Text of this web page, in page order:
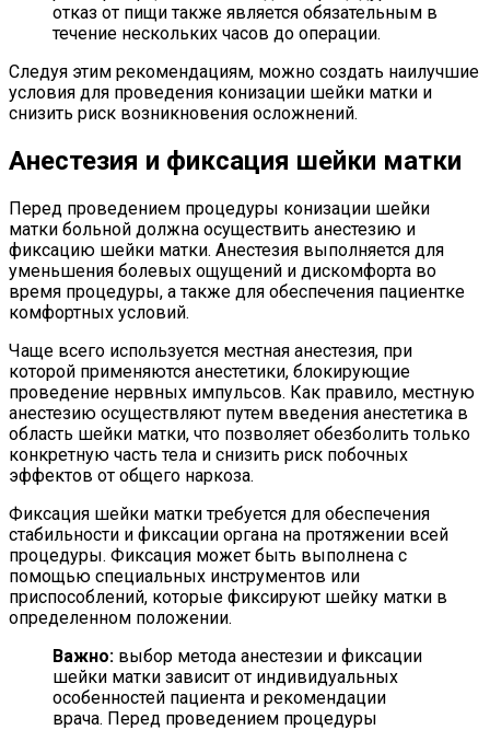
отказ от пищи также является обязательным в
течение нескольких часов до операции.
Следуя этим рекомендациям, можно создать наилучшие
условия для проведения конизации шейки матки и
снизить риск возникновения осложнений.
Анестезия и фиксация шейки матки
Перед проведением процедуры конизации шейки
матки больной должна осуществить анестезию и
фиксацию шейки матки. Анестезия выполняется для
уменьшения болевых ощущений и дискомфорта во
время процедуры, а также для обеспечения пациентке
комфортных условий.
Чаще всего используется местная анестезия, при
которой применяются анестетики, блокирующие
проведение нервных импульсов. Как правило, местную
анестезию осуществляют путем введения анестетика в
область шейки матки, что позволяет обезболить только
конкретную часть тела и снизить риск побочных
эффектов от общего наркоза.
Фиксация шейки матки требуется для обеспечения
стабильности и фиксации органа на протяжении всей
процедуры. Фиксация может быть выполнена с
помощью специальных инструментов или
приспособлений, которые фиксируют шейку матки в
определенном положении.
Важно: выбор метода анестезии и фиксации
шейки матки зависит от индивидуальных
особенностей пациента и рекомендации
врача. Перед проведением процедуры